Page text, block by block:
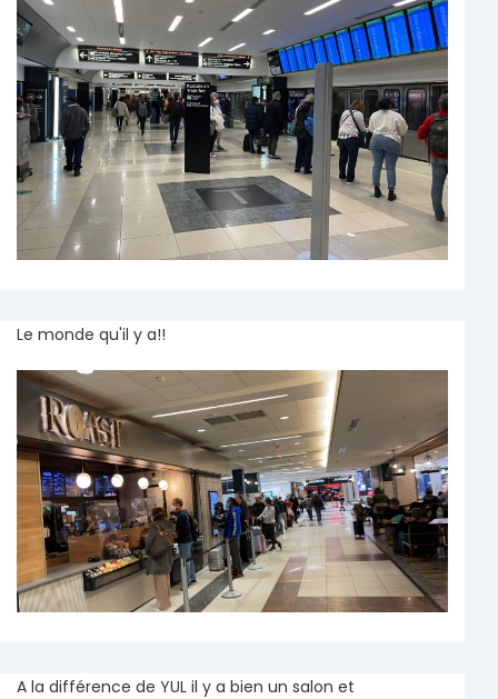
Le monde qu'il y a!!
A la différence de YUL il y a bien un salon et